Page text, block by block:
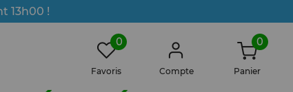
13h00 !
0
Favoris Compte
0
Panier